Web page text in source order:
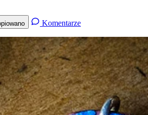
Komentarze